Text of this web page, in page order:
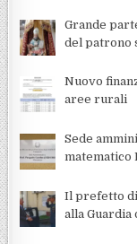
Grande
del patrono
Nuovo
aree rurali
Sede
matematico
Il prefetto di
alla Guardia